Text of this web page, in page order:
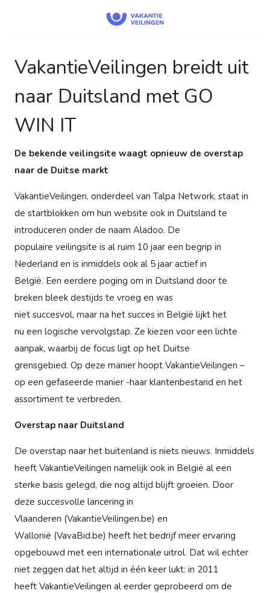
VakantieVeilingen breidt uit
naar Duitsland met GO
WIN IT
De bekende veilingsite waagt opnieuw de overstap
naar de Duitse markt
VakantieVeilingen, onderdeel van Talpa Network, staat in
de startblokken om hun website ook in Duitsland te
introduceren onder de naam Aladoo. De
populaire veilingsite is al ruim 10 jaar een begrip in
Nederland en is inmiddels ook al 5 jaar actief in
België. Een eerdere poging om in Duitsland door te
breken bleek destijds te vroeg en was
niet succesvol, maar na het succes in België lijkt het
nu een logische vervolgstap. Ze kiezen voor een lichte
aanpak, waarbij de focus ligt op het Duitse
grensgebied. Op deze manier hoopt VakantieVeilingen –
op een gefaseerde manier -haar klantenbestand en het
assortiment te verbreden.
Overstap naar Duitsland
De overstap naar het buitenland is niets nieuws. Inmiddels
heeft VakantieVeilingen namelijk ook in België al een
sterke basis gelegd, die nog altijd blijft groeien. Door
deze succesvolle lancering in
Vlaanderen (VakantieVeilingen.be) en
Wallonië (VavaBid.be) heeft het bedrijf meer ervaring
opgebouwd met een internationale uitrol. Dat wil echter
niet zeggen dat het altijd in één keer lukt: in 2011
heeft VakantieVeilingen al eerder geprobeerd om de